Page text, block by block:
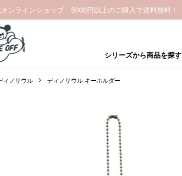
ンラインショップ 5000円以上のご購入で送料無料！
シリーズから商品を探す
ィノサウル ディノサウル キーホルダー